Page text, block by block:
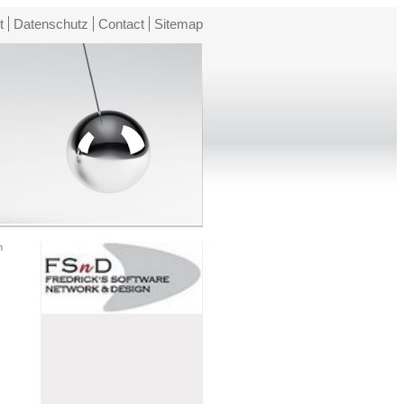
Datenschutz Contact Sitemap